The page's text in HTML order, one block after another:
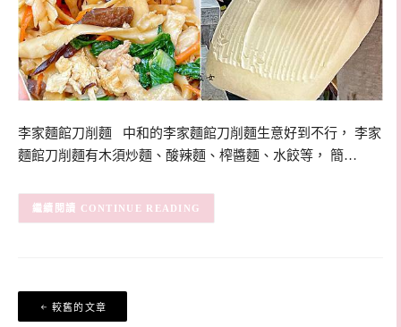
李家麵館刀削麵 中和的李家麵館刀削麵生意好到不行， 李家
麵館刀削麵有木須炒麵、酸辣麵、榨醬麵、水餃等， 簡…
CONTINUE READING
文
較舊的文章